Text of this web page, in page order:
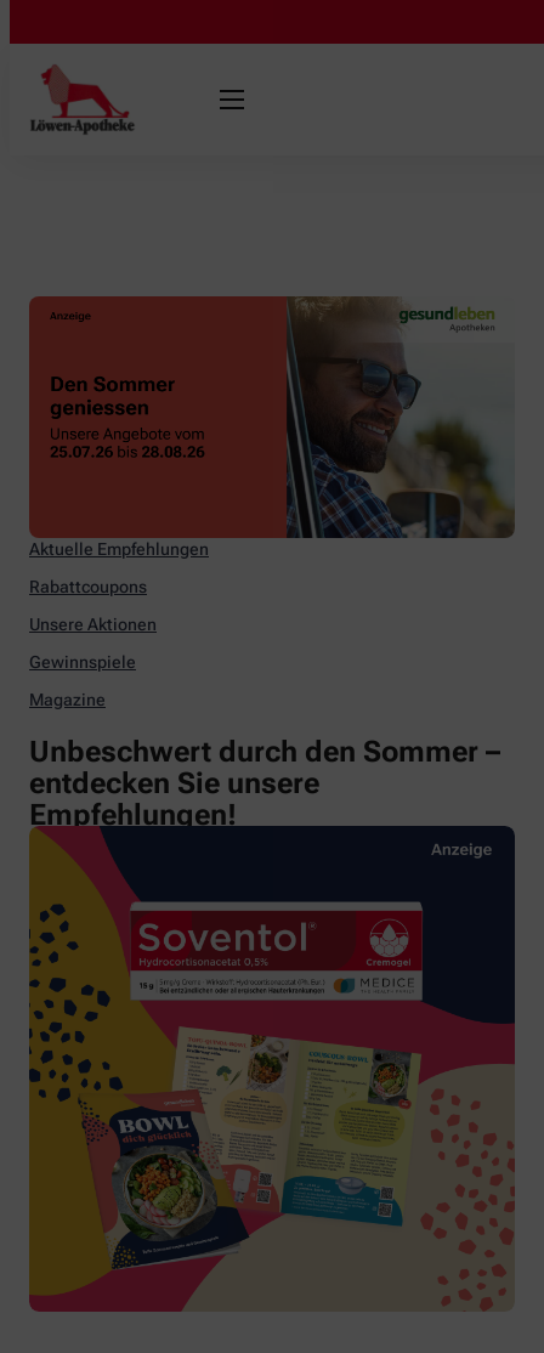
Aktuelle Empfehlungen
Rabattcoupons
Unsere Aktionen
Gewinnspiele
Magazine
Unbeschwert durch den Sommer –
entdecken Sie unsere
Empfehlungen!